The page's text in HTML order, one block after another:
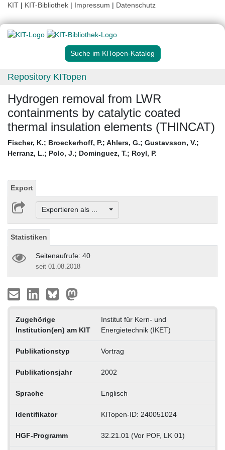
KIT | KIT-Bibliothek | Impressum | Datenschutz
Suche im KITopen-Katalog
Repository KITopen
Hydrogen removal from LWR
containments by catalytic coated
thermal insulation elements (THINCAT)
Fischer, K.; Broeckerhoff, P.; Ahlers, G.; Gustavsson, V.;
Herranz, L.; Polo, J.; Dominguez, T.; Royl, P.
Export
Exportieren als ...
Statistiken
Seitenaufrufe: 40
seit 01.08.2018
Zugehörige
Institution(en) am KIT
Institut für Kern- und
Energietechnik (IKET)
Publikationstyp Vortrag
Publikationsjahr 2002
Sprache Englisch
Identifikator KITopen-ID: 240051024
HGF-Programm 32.21.01 (Vor POF, LK 01)